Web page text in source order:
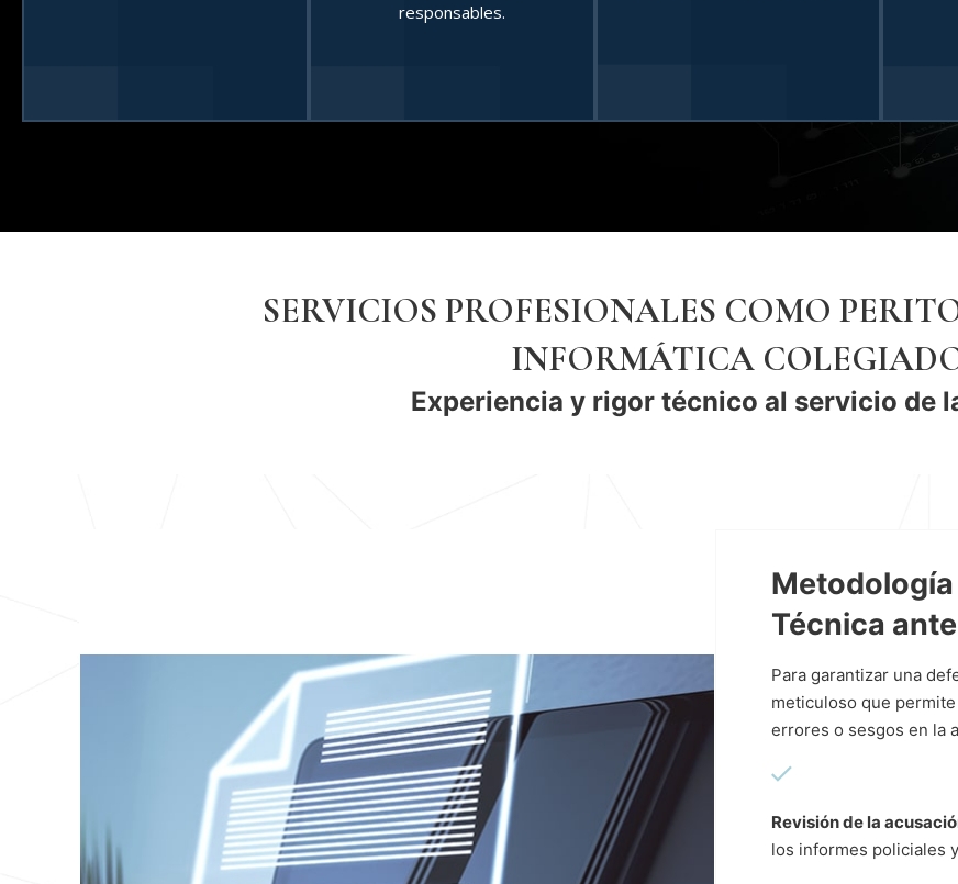
responsables.
SERVICIOS PROFESIONALES COMO
INFORMÁTICA
Experiencia y rigor técnico al servicio de
Metodología
Técnica
Para garantizar una
meticuloso que
errores o sesgos en la
Revisión de la
los informes policiales